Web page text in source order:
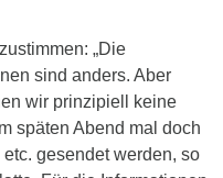
„Die
sind anders. Aber
wir prinzipiell keine
späten Abend mal doch
gesendet werden, so